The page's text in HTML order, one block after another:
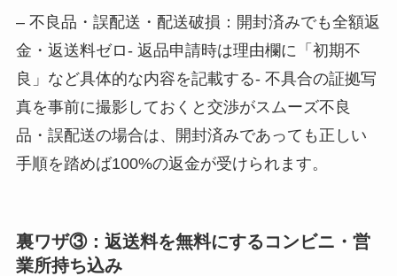
– 不良品・誤配送・配送破損：開封済みでも全額返
金・返送料ゼロ- 返品申請時は理由欄に「初期不
良」など具体的な内容を記載する- 不具合の証拠写
真を事前に撮影しておくと交渉がスムーズ不良
品・誤配送の場合は、開封済みであっても正しい
手順を踏めば100%の返金が受けられます。
裏ワザ③：返送料を無料にするコンビニ・営
業所持ち込み